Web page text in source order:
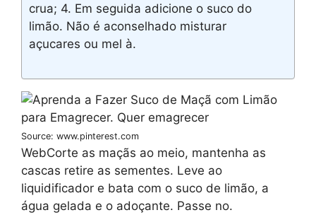
crua; 4. Em seguida adicione o suco do
limão. Não é aconselhado misturar
açucares ou mel à.
Source: www.pinterest.com
WebCorte as maçãs ao meio, mantenha as
cascas retire as sementes. Leve ao
liquidificador e bata com o suco de limão, a
água gelada e o adoçante. Passe no.